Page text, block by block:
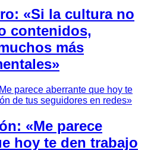
«Si la cultura no
contenidos,
más
«Me parece
hoy te den trabajo